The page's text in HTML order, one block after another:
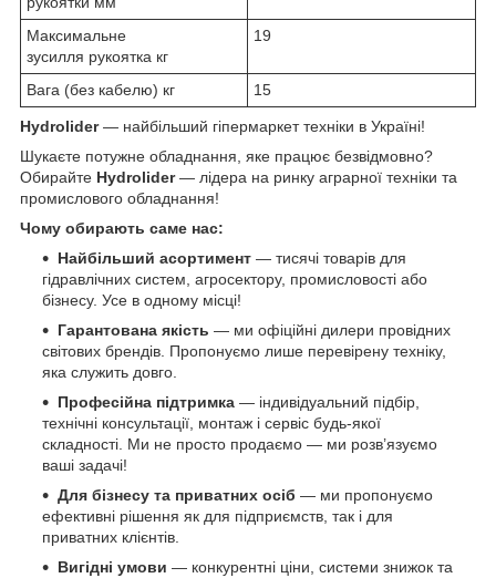
Максимальне
зусилля рукоятка кг
19
Вага (без кабелю) кг 15
Hydrolider— найбільший гіпермаркет техніки в Україні!
Шукаєте потужне обладнання, яке працює безвідмовно?
Обирайте Hydrolider— лідера на ринку аграрної техніки та
промислового обладнання!
Чому обирають саме нас:
Найбільший асортимент — тисячі товарів для
гідравлічних систем, агросектору, промисловості або
бізнесу. Усе в одному місці!
Гарантована якість — ми офіційні дилери провідних
світових брендів. Пропонуємо лише перевірену техніку,
яка служить довго.
Професійна підтримка — індивідуальний підбір,
технічні консультації, монтаж і сервіс будь-якої
складності. Ми не просто продаємо — ми розв’язуємо
ваші задачі!
Для бізнесу та приватних осіб — ми пропонуємо
ефективні рішення як для підприємств, так і для
приватних клієнтів.
Вигідні умови — конкурентні ціни, системи знижок та